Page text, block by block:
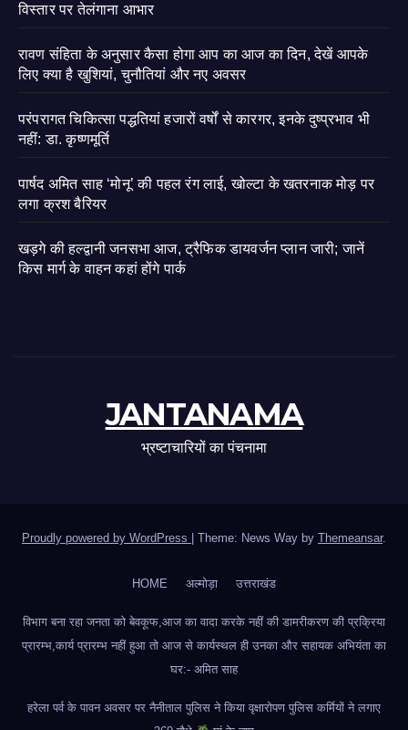
विस्तार पर तेलंगाना आभार
रावण संहिता के अनुसार कैसा होगा आप का आज का दिन, देखें आपके
लिए क्या है खुशियां, चुनौतियां और नए अवसर
परंपरागत चिकित्सा पद्धतियां हजारों वर्षों से कारगर, इनके दुष्प्रभाव भी
नहीं: डा. कृष्णमूर्ति
पार्षद अमित साह ‘मोनू’ की पहल रंग लाई, खोल्टा के खतरनाक मोड़ पर
लगा क्रश बैरियर
खड़गे की हल्द्वानी जनसभा आज, ट्रैफिक डायवर्जन प्लान जारी; जानें
किस मार्ग के वाहन कहां होंगे पार्क
JANTANAMA
भ्रष्टाचारियों का पंचनामा
Proudly powered by WordPress Theme: News Way by Themeansar.
HOME अल्मोड़ा उत्तराखंड
विभाग बना रहा जनता को बेवकूफ,आज का वादा करके नहीं की डामरीकरण की प्रक्रिया
प्रारम्भ,कार्य प्रारम्भ नहीं हुआ तो आज से कार्यस्थल ही उनका और सहायक अभियंता का
घर:- अमित साह
हरेला पर्व के पावन अवसर पर नैनीताल पुलिस ने किया वृक्षारोपण पुलिस कर्मियों ने लगाए